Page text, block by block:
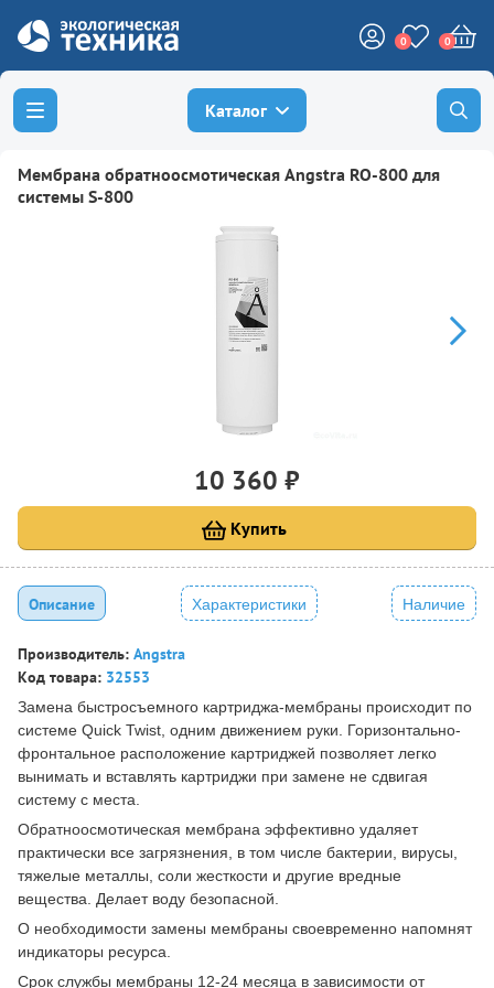
0 0
Каталог
Мембрана обратноосмотическая Angstra RO-800 для
системы S-800
10 360 ₽
Купить
Описание Характеристики Наличие
Производитель: Angstra
Код товара: 32553
Замена быстросъемного картриджа-мембраны происходит по
системе Quick Twist, одним движением руки. Горизонтально-
фронтальное расположение картриджей позволяет легко
вынимать и вставлять картриджи при замене не сдвигая
систему с места.
Обратноосмотическая мембрана эффективно удаляет
практически все загрязнения, в том числе бактерии, вирусы,
тяжелые металлы, соли жесткости и другие вредные
вещества. Делает воду безопасной.
О необходимости замены мембраны своевременно напомнят
индикаторы ресурса.
Срок службы мембраны 12-24 месяца в зависимости от